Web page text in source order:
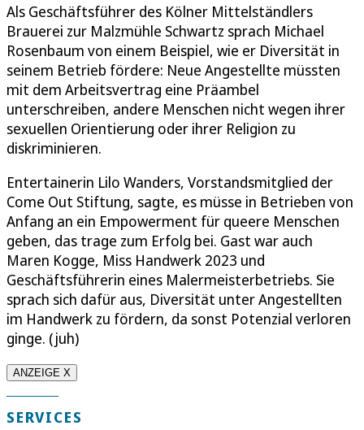
Als Geschäftsführer des Kölner Mittelständlers
Brauerei zur Malzmühle Schwartz sprach Michael
Rosenbaum von einem Beispiel, wie er Diversität in
seinem Betrieb fördere: Neue Angestellte müssten
mit dem Arbeitsvertrag eine Präambel
unterschreiben, andere Menschen nicht wegen ihrer
sexuellen Orientierung oder ihrer Religion zu
diskriminieren.
Entertainerin Lilo Wanders, Vorstandsmitglied der
Come Out Stiftung, sagte, es müsse in Betrieben von
Anfang an ein Empowerment für queere Menschen
geben, das trage zum Erfolg bei. Gast war auch
Maren Kogge, Miss Handwerk 2023 und
Geschäftsführerin eines Malermeisterbetriebs. Sie
sprach sich dafür aus, Diversität unter Angestellten
im Handwerk zu fördern, da sonst Potenzial verloren
ginge. (juh)
ANZEIGE X
SERVICES